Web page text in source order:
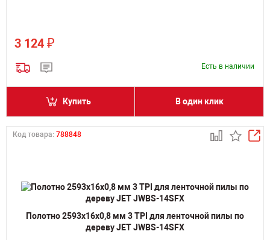
3 124 ₽
Есть в наличии
Купить В один клик
Код товара: 788848
Полотно 2593х16х0,8 мм 3 TPI для ленточной пилы по
дереву JET JWBS-14SFX